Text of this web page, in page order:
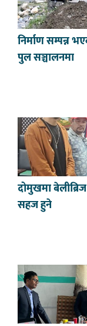
निर्माण सम्पन्न
पुल सञ्चालनमा
दोमुखमा
सहज हुने